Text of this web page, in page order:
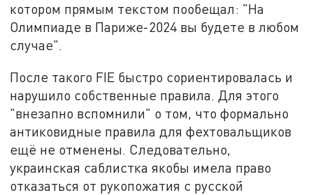
котором прямым текстом пообещал: "На
Олимпиаде в Париже-2024 вы будете в любом
случае".
После такого FIE быстро сориентировалась и
нарушило собственные правила. Для этого
"внезапно вспомнили" о том, что формально
антиковидные правила для фехтовальщиков
ещё не отменены. Следовательно,
украинская саблистка якобы имела право
отказаться от рукопожатия с русской